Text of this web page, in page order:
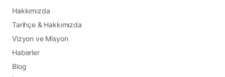
Hakkımızda
Tarihçe & Hakkımızda
Vizyon ve Misyon
Haberler
Blog